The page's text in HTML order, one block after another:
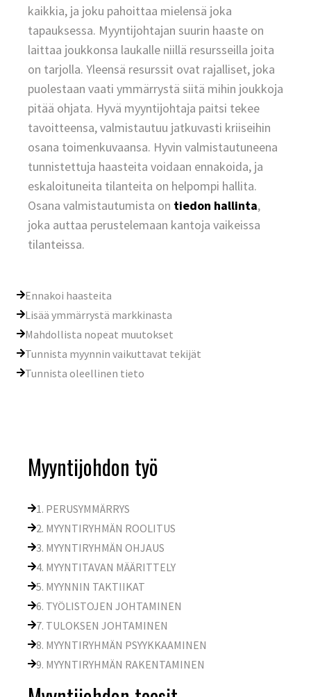
kaikkia, ja joku pahoittaa mielensä joka
tapauksessa. Myyntijohtajan suurin haaste on
laittaa joukkonsa laukalle niillä resursseilla joita
on tarjolla. Yleensä resurssit ovat rajalliset, joka
puolestaan vaati ymmärrystä siitä mihin joukkoja
pitää ohjata. Hyvä myyntijohtaja paitsi tekee
tavoitteensa, valmistautuu jatkuvasti kriiseihin
osana toimenkuvaansa. Hyvin valmistautuneena
tunnistettuja haasteita voidaan ennakoida, ja
eskaloituneita tilanteita on helpompi hallita.
Osana valmistautumista on tiedon hallinta,
joka auttaa perustelemaan kantoja vaikeissa
tilanteissa.
Ennakoi haasteita
Lisää ymmärrystä markkinasta
Mahdollista nopeat muutokset
Tunnista myynnin vaikuttavat tekijät
Tunnista oleellinen tieto
Myyntijohdon työ
1. PERUSYMMÄRRYS
2. MYYNTIRYHMÄN ROOLITUS
3. MYYNTIRYHMÄN OHJAUS
4. MYYNTITAVAN MÄÄRITTELY
5. MYYNNIN TAKTIIKAT
6. TYÖLISTOJEN JOHTAMINEN
7. TULOKSEN JOHTAMINEN
8. MYYNTIRYHMÄN PSYYKKAAMINEN
9. MYYNTIRYHMÄN RAKENTAMINEN